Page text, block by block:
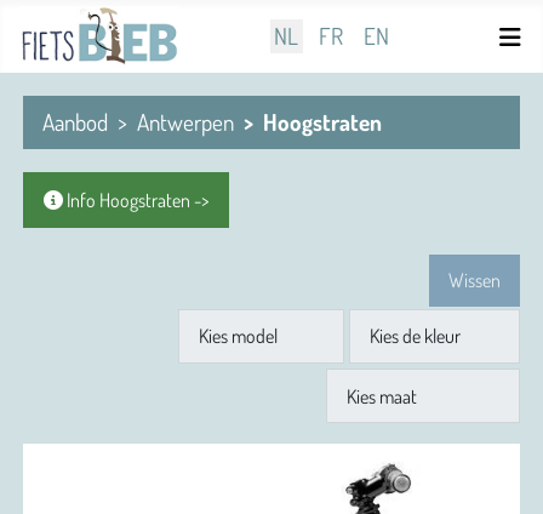
Selecteer de taal
NL FR EN
Aanbod Antwerpen Hoogstraten
Info Hoogstraten ->
Wissen
Model
Kleur
Maat